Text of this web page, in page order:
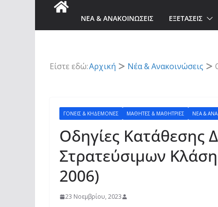
ΝΈΑ & AΝΑΚΟΙΝΏΣΕΙΣ ΕΞΕΤΑΣΕΙΣ
Είστε εδώ:Αρχική Νέα & Aνακοινώσεις
ΓΟΝΕΊΣ & ΚΗΔΕΜΌΝΕΣ ΜΑΘΗΤΈΣ & ΜΑΘΉΤΡΙΕΣ ΝΈΑ &
Οδηγίες Κατάθεσης
Στρατεύσιμων
2006)
23 Νοεμβρίου, 2023